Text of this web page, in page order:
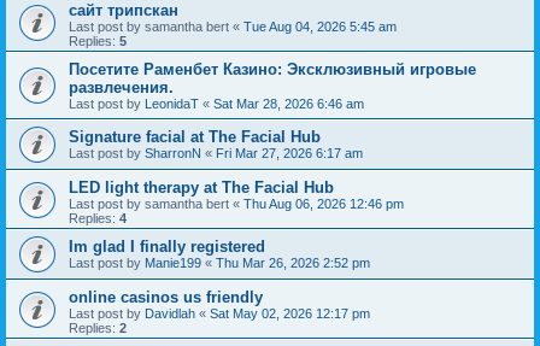
сайт трипскан
Last post by samantha bert « Tue Aug 04, 2026 5:45 am
Replies: 5
Посетите Раменбет Казино: Эксклюзивный игровые
развлечения.
Last post by LeonidaT « Sat Mar 28, 2026 6:46 am
Signature facial at The Facial Hub
Last post by SharronN « Fri Mar 27, 2026 6:17 am
LED light therapy at The Facial Hub
Last post by samantha bert « Thu Aug 06, 2026 12:46 pm
Replies: 4
Im glad I finally registered
Last post by Manie199 « Thu Mar 26, 2026 2:52 pm
online casinos us friendly
Last post by Davidlah « Sat May 02, 2026 12:17 pm
Replies: 2